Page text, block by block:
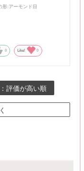
形:アーモンド目
0 Like! 0
評価が高い順